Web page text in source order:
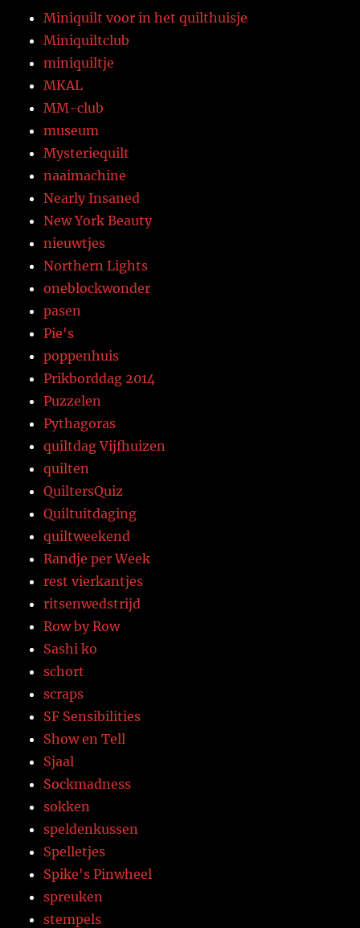
Miniquilt voor in het quilthuisje
Miniquiltclub
miniquiltje
MKAL
MM-club
museum
Mysteriequilt
naaimachine
Nearly Insaned
New York Beauty
nieuwtjes
Northern Lights
oneblockwonder
pasen
Pie's
poppenhuis
Prikborddag 2014
Puzzelen
Pythagoras
quiltdag Vijfhuizen
quilten
QuiltersQuiz
Quiltuitdaging
quiltweekend
Randje per Week
rest vierkantjes
ritsenwedstrijd
Row by Row
Sashi ko
schort
scraps
SF Sensibilities
Show en Tell
Sjaal
Sockmadness
sokken
speldenkussen
Spelletjes
Spike's Pinwheel
spreuken
stempels